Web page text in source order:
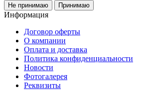
Не принимаю Принимаю
Информация
Договор оферты
О компании
Оплата и доставка
Политика конфиденциальности
Новости
Фотогалерея
Реквизиты